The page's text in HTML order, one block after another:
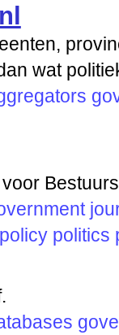
wat
policy politics